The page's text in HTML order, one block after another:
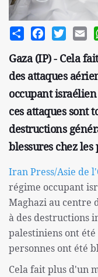
Share FacebookTwitter
Gaza (IP) - Cela
des attaques
occupant
ces attaques sont
destructions
blessures chez
Iran Press/Asie de
régime occupant
Maghazi au centre
à des destructions
palestiniens ont
personnes ont été
Cela fait plus d'un